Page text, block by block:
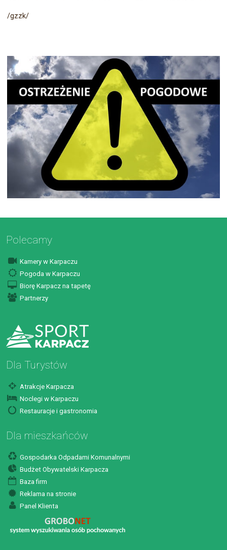
/gzzk/
Polecamy
Kamery w Karpaczu
Pogoda w Karpaczu
Biorę Karpacz na tapetę
Partnerzy
Dla Turystów
Atrakcje Karpacza
Noclegi w Karpaczu
Restauracje i gastronomia
Dla mieszkańców
Gospodarka Odpadami Komunalnymi
Budżet Obywatelski Karpacza
Baza firm
Reklama na stronie
Panel Klienta